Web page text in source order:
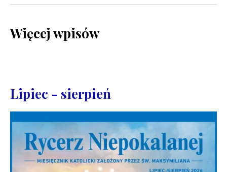
Więcej wpisów
Lipiec - sierpień